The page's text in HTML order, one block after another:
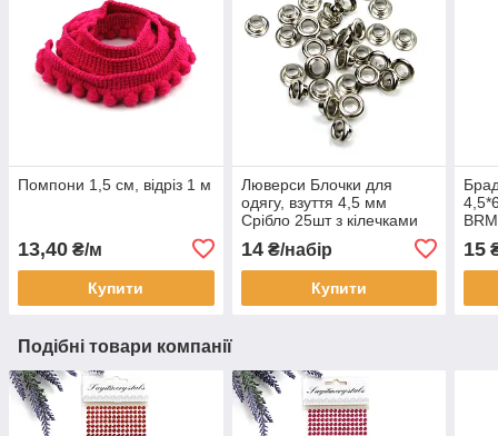
Помпони 1,5 см, відріз 1 м
13,40 ₴/м
Купити
Люверси Блочки для
одягу, взуття 4,5 мм
Срібло 25шт з кілечками
14₴/набір
Купити
15
Подібні товари компанії